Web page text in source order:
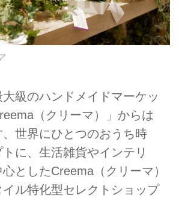
級のハンドメイドマーケッ
（クリーマ）」からは
、世界にひとつのおうち時
に、生活雑貨やインテリ
としたCreema（クリーマ）
ル特化型セレクトショップ